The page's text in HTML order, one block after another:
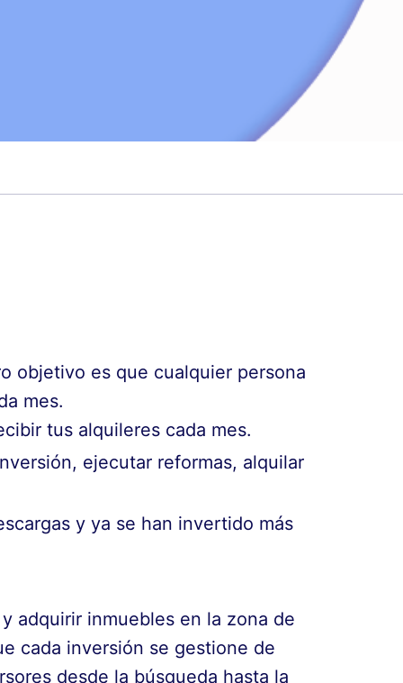
objetivo es que cualquier persona
mes.
tus alquileres cada mes.
ejecutar reformas, alquilar
y ya se han invertido más
adquirir inmuebles en la zona de
cada inversión se gestione de
desde la búsqueda hasta la